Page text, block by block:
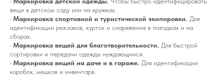
вещи в детском саду или на кружках.
• Маркировка спортивной и туристической экипировки. Для
идентификации рюкзаков, курток и снаряжения в поездках и на
сборах.
• Маркировка вещей для благотворительности. Для быстрой
сортировки и передачи одежды нуждающимся.
• Маркировка вещей на даче и в гараже. Для идентификации
коробок, мешков и инвентаря.